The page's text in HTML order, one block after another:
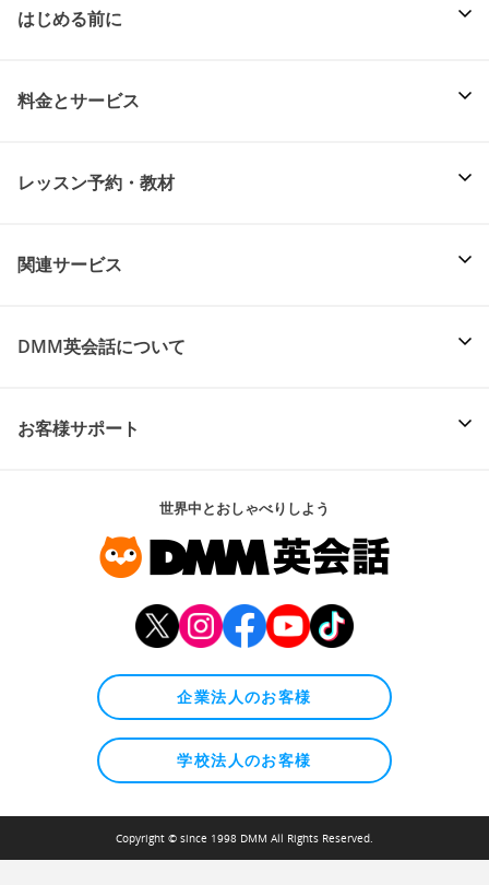
はじめる前に
料金とサービス
レッスン予約・教材
関連サービス
DMM英会話について
お客様サポート
世界中とおしゃべりしよう
企業法人のお客様
学校法人のお客様
Copyright © since 1998 DMM All Rights Reserved.